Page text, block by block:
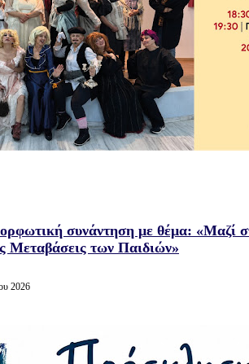
συνάντηση με θέμα: «Μαζί
Μεταβάσεις των Παιδιών»
2026